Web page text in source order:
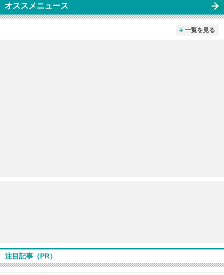
オススメニュース
一覧を見る
注目記事（PR）